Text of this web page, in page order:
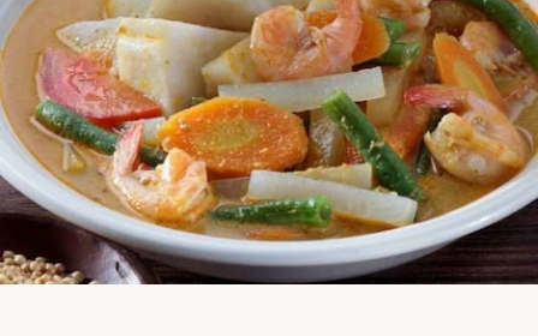
Resep Semur
Resep Daging